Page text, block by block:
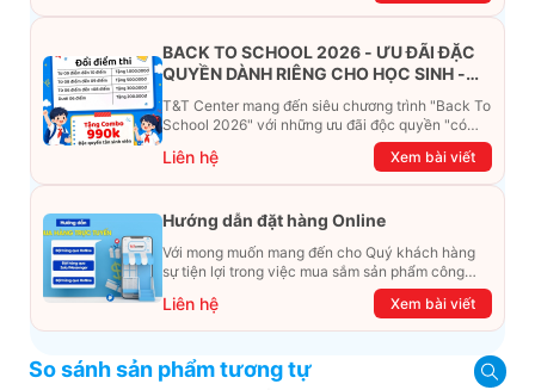
BACK TO SCHOOL 2026 - ƯU ĐÃI ĐẶC
QUYỀN DÀNH RIÊNG CHO HỌC SINH -
T&T Center mang đến siêu chương trình "Back To
School 2026" với những ưu đãi độc quyền "có
một không hai". Đừng để chiếc ví phải "ét-ô-ét",
cùng khám phá ngay ưu đãi siêu khủng dưới đây
nhé!
Liên hệ Xem bài viết
Hướng dẫn đặt hàng Online
Với mong muốn mang đến cho Quý khách hàng
sự tiện lợi trong việc mua sắm sản phẩm công
nghệ từ xa. Trong bài viết này, T&T Center sẽ
hướng dẫn chi tiết cách mua hàng trực tuyến qua
các kênh online Website, Zalo, Messenger và
dễ dàng và nhanh chóng nhất. Cùng xem ngay
Liên hệ Xem bài viết
So sánh sản phẩm tương tự